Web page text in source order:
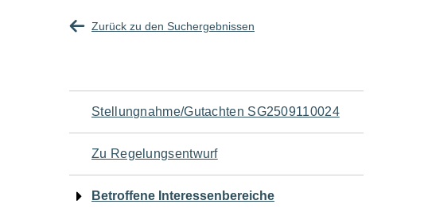
Zurück zu den Suchergebnissen
Navigation
für
den
Stellungnahme/Gutachten SG2509110024
Zu Regelungsentwurf
Betroffene Interessenbereiche